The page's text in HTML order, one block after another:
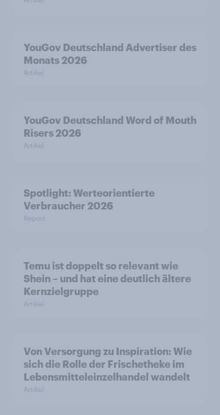
YouGov Deutschland Advertiser des
Monats 2026
Artikel
YouGov Deutschland Word of Mouth
Risers 2026
Artikel
Spotlight: Werteorientierte
Verbraucher 2026
Report
Temu ist doppelt so relevant wie
Shein – und hat eine deutlich ältere
Kernzielgruppe
Artikel
Von Versorgung zu Inspiration: Wie
sich die Rolle der Frischetheke im
Lebensmitteleinzelhandel wandelt
Artikel